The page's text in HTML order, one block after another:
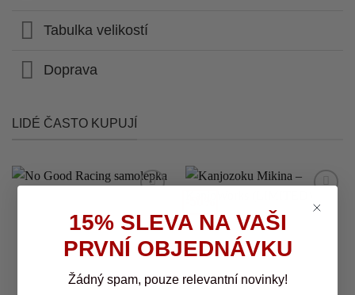
Tabulka velikostí
Doprava
LIDÉ ČASTO KUPUJÍ
wishlist
Add to
15% SLEVA NA VAŠI
PRVNÍ OBJEDNÁVKU
Žádný spam, pouze relevantní novinky!